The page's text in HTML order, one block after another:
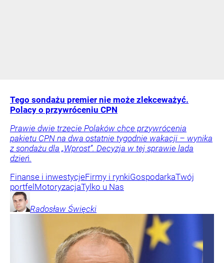
Tego sondażu premier nie może zlekceważyć.
Polacy o przywróceniu CPN
Prawie dwie trzecie Polaków chce przywrócenia
pakietu CPN na dwa ostatnie tygodnie wakacji – wynika
z sondażu dla „Wprost”. Decyzja w tej sprawie lada
dzień.
Finanse i inwestycjeFirmy i rynkiGospodarkaTwój
portfel MotoryzacjaTylko u Nas
Radosław Święcki